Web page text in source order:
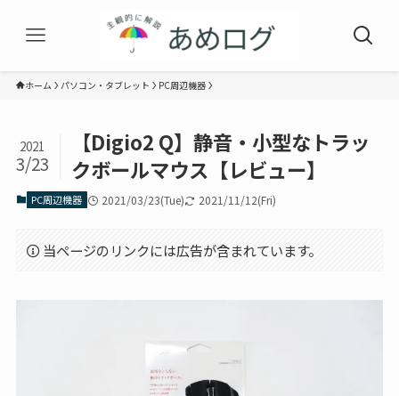
ホーム パソコン・タブレット PC周辺機器
【Digio2 Q】静音・小型なトラッ
クボールマウス【レビュー】
2021
3/23
PC周辺機器 2021/03/23(Tue) 2021/11/12(Fri)
当ページのリンクには広告が含まれています。